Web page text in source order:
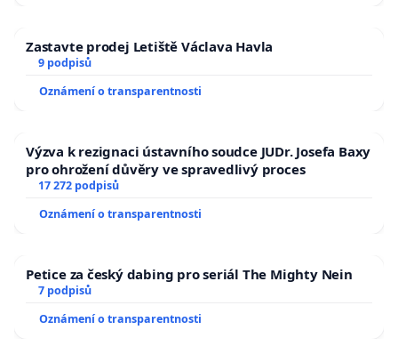
Zastavte prodej Letiště Václava Havla
9 podpisů
Oznámení o transparentnosti
Výzva k rezignaci ústavního soudce JUDr. Josefa Baxy
pro ohrožení důvěry ve spravedlivý proces
17 272 podpisů
Oznámení o transparentnosti
Petice za český dabing pro seriál The Mighty Nein
7 podpisů
Oznámení o transparentnosti